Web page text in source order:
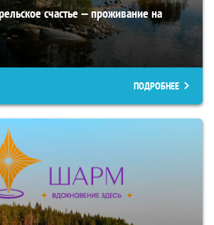
счастье — проживание на
ПОДРОБНЕЕ